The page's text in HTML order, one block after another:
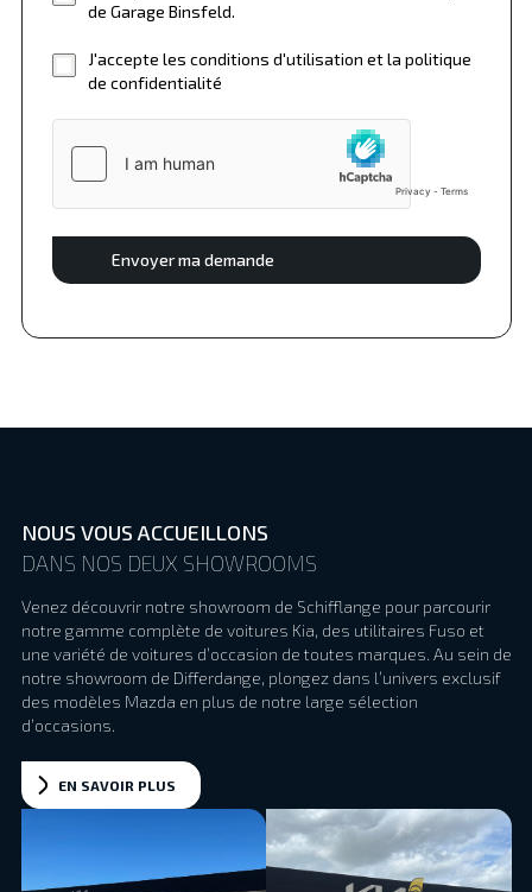
de Garage Binsfeld.
J'accepte les conditions d'utilisation et la politique
de confidentialité
Envoyer ma demande
NOUS VOUS ACCUEILLONS
DANS NOS DEUX SHOWROOMS
Venez découvrir notre showroom de Schifflange pour parcourir
notre gamme complète de voitures Kia, des utilitaires Fuso et
une variété de voitures d’occasion de toutes marques. Au sein de
notre showroom de Differdange, plongez dans l’univers exclusif
des modèles Mazda en plus de notre large sélection
d’occasions.
EN SAVOIR PLUS